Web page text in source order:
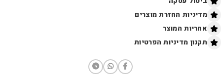
מדיניות החזרת מוצרים
אחריות המוצר
תקנון מדיניות הפרטיות